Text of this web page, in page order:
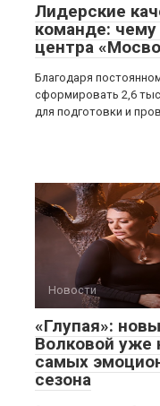
Лидерские
команде: чему
центра
Благодаря
сформировать 2,6
для подготовки и
Новости
«Глупая»:
Волковой уже
самых
сезона